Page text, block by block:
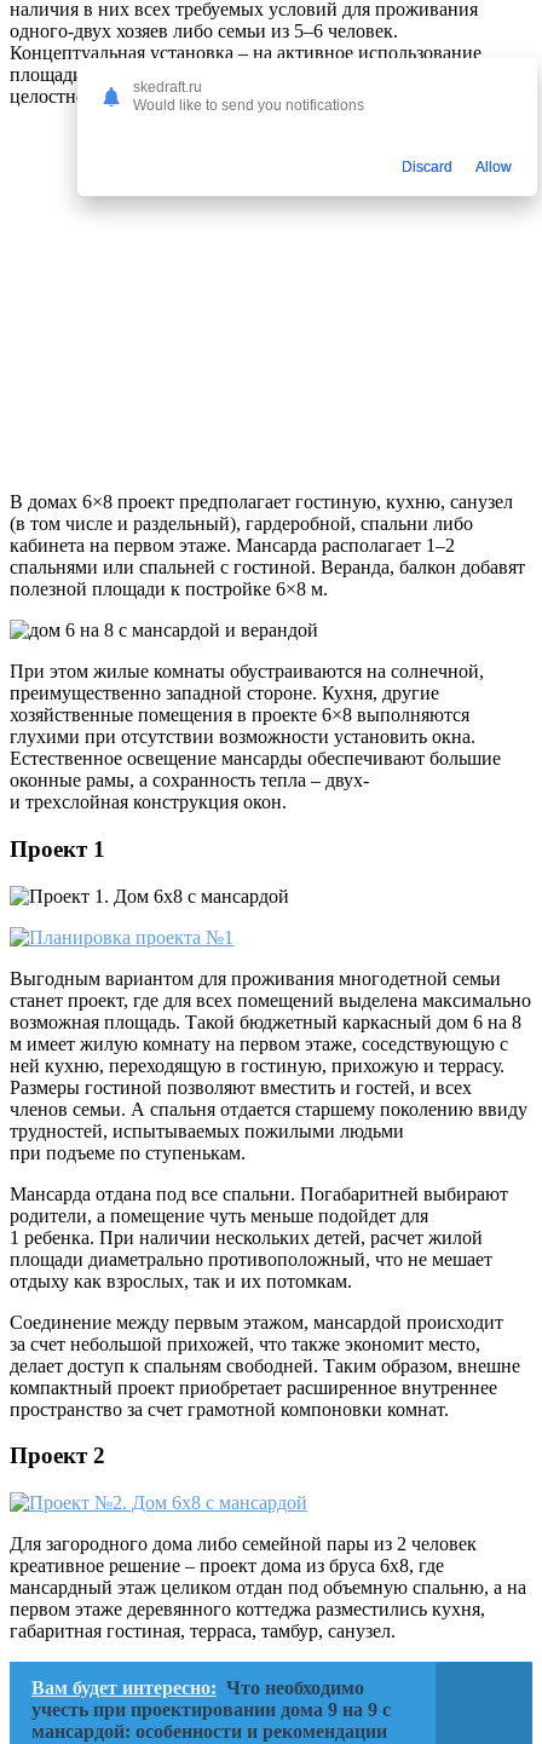
наличия в них всех требуемых условий для проживания
одного-двух хозяев либо семьи из 5–6 человек.
Концептуальная установка – на активное использование
площади, позволяет выполнить планировку лаконичной,
целостной.
В домах 6×8 проект предполагает гостиную, кухню, санузел
(в том числе и раздельный), гардеробной, спальни либо
кабинета на первом этаже. Мансарда располагает 1–2
спальнями или спальней с гостиной. Веранда, балкон добавят
полезной площади к постройке 6×8 м.
При этом жилые комнаты обустраиваются на солнечной,
преимущественно западной стороне. Кухня, другие
хозяйственные помещения в проекте 6×8 выполняются
глухими при отсутствии возможности установить окна.
Естественное освещение мансарды обеспечивают большие
оконные рамы, а сохранность тепла – двух-
и трехслойная конструкция окон.
Проект 1
Выгодным вариантом для проживания многодетной семьи
станет проект, где для всех помещений выделена максимально
возможная площадь. Такой бюджетный каркасный дом 6 на 8
м имеет жилую комнату на первом этаже, соседствующую с
ней кухню, переходящую в гостиную, прихожую и террасу.
Размеры гостиной позволяют вместить и гостей, и всех
членов семьи. А спальня отдается старшему поколению ввиду
трудностей, испытываемых пожилыми людьми
при подъеме по ступенькам.
Мансарда отдана под все спальни. Погабаритней выбирают
родители, а помещение чуть меньше подойдет для
1 ребенка. При наличии нескольких детей, расчет жилой
площади диаметрально противоположный, что не мешает
отдыху как взрослых, так и их потомкам.
Соединение между первым этажом, мансардой происходит
за счет небольшой прихожей, что также экономит место,
делает доступ к спальням свободней. Таким образом, внешне
компактный проект приобретает расширенное внутреннее
пространство за счет грамотной компоновки комнат.
Проект 2
Для загородного дома либо семейной пары из 2 человек
креативное решение – проект дома из бруса 6х8, где
мансардный этаж целиком отдан под объемную спальню, а на
первом этаже деревянного коттеджа разместились кухня,
габаритная гостиная, терраса, тамбур, санузел.
Вам будет интересно: Что необходимо
учесть при проектировании дома 9 на 9 с
мансардой: особенности и рекомендации
skedraft.ru
Would like to send you notifications
Discard Allow